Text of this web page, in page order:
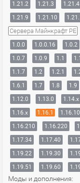
1.21.2
1.21.3 1.21.4
1.21.9
1.21.10
Сервера Майнкрафт PE
1.0.0
1.0.0.16 1.0.2
1.0.7
1.0.9 1.1
1.1.7
1.2 1.2.1
1.6.1
1.7 1.8 1.9
1.12.0
1.13.0 1.14.x
1.16.x
1.16.1 1.16.10
1.16.210
1.16.220
1.17.34
1.17.40
1.19.22
1.19.30
1.19.51
1.19.60
Моды и дополнения: